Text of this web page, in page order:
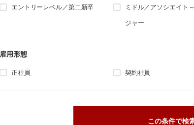
エントリーレベル／第二新卒 ミドル／アソシエイト
ジャー
雇用形態
正社員 契約社員